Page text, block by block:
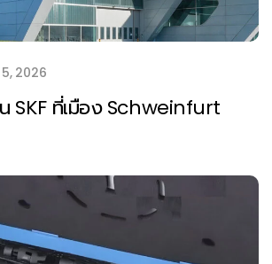
2026
SKF ที่เมือง Schweinfurt